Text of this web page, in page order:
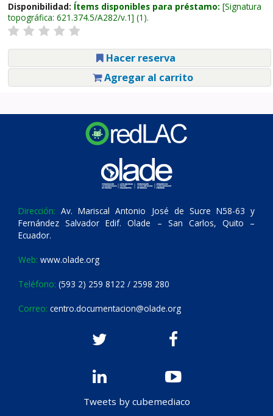
Disponibilidad: Ítems disponibles para préstamo: Signatura
topográfica: 621.374.5/A282/v.1 (1).
Hacer reserva
Agregar al carrito
Dirección: Av. Mariscal Antonio José de Sucre N58-63 y
Fernández Salvador Edif. Olade – San Carlos, Quito –
Ecuador.
Web: www.olade.org
Teléfono: (593 2) 259 8122 / 2598 280
Correo: centro.documentacion@olade.org
Tweets by cubemediaco